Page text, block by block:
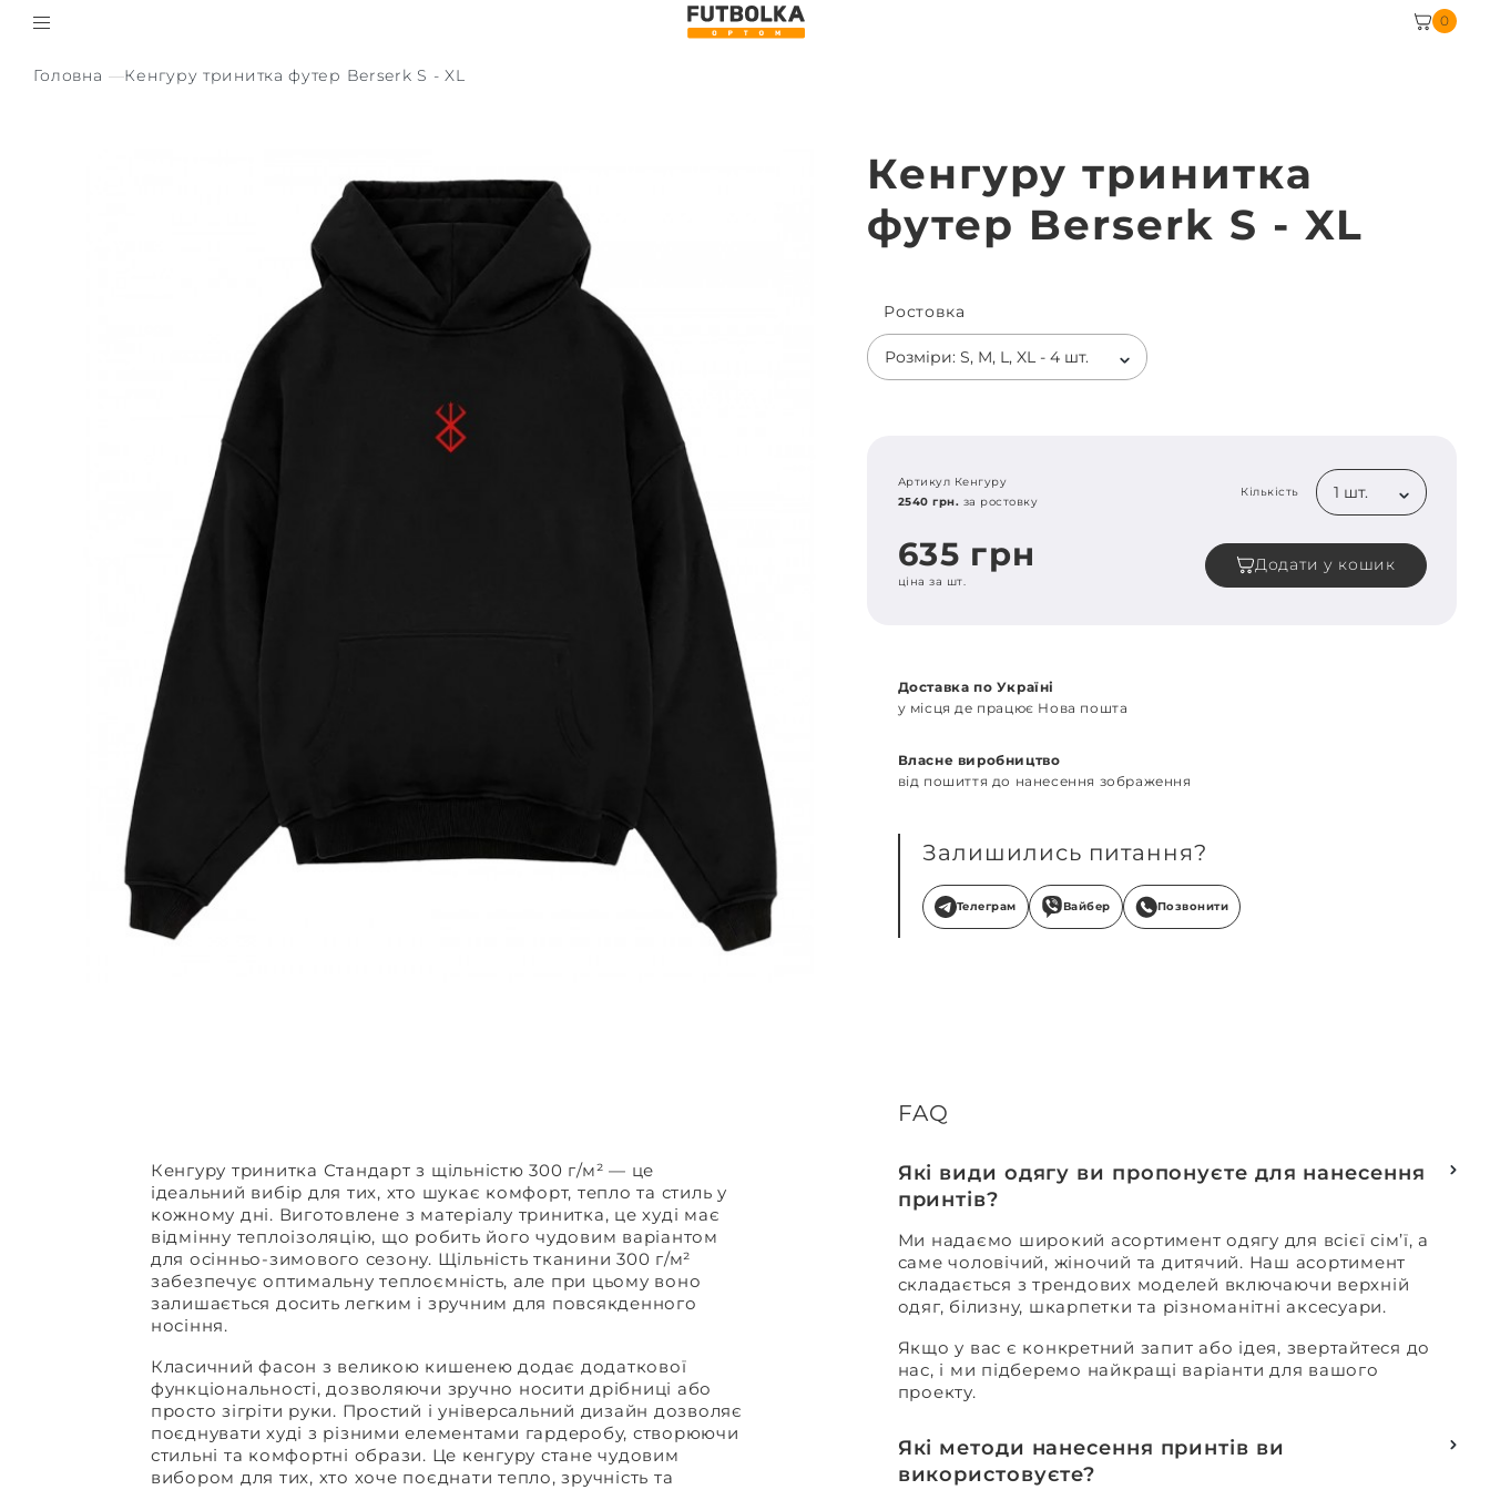
0
Головна Кенгуру тринитка футер Berserk S - XL
Кенгуру тринитка
футер Berserk S - XL
Ростовка
Розміри: S, M, L, XL - 4 шт.
Артикул Кенгуру
2540 грн. за ростовку
Кількість 1 шт.
635 грн
ціна за шт.
Додати у кошик
Доставка по Україні
у місця де працює Нова пошта
Власне виробництво
від пошиття до нанесення зображення
Залишились питання?
Телеграм Вайбер Позвонити
Кенгуру тринитка Стандарт з щільністю 300 г/м² — це
ідеальний вибір для тих, хто шукає комфорт, тепло та стиль у
кожному дні. Виготовлене з матеріалу тринитка, це худі має
відмінну теплоізоляцію, що робить його чудовим варіантом
для осінньо-зимового сезону. Щільність тканини 300 г/м²
забезпечує оптимальну теплоємність, але при цьому воно
залишається досить легким і зручним для повсякденного
носіння.
Класичний фасон з великою кишенею додає додаткової
функціональності, дозволяючи зручно носити дрібниці або
просто зігріти руки. Простий і універсальний дизайн дозволяє
поєднувати худі з різними елементами гардеробу, створюючи
стильні та комфортні образи. Це кенгуру стане чудовим
вибором для тих, хто хоче поєднати тепло, зручність та
FAQ
Які види одягу ви пропонуєте для нанесення
принтів?
Ми надаємо широкий асортимент одягу для всієї сім’ї, а
саме чоловічий, жіночий та дитячий. Наш асортимент
складається з трендових моделей включаючи верхній
одяг, білизну, шкарпетки та різноманітні аксесуари.
Якщо у вас є конкретний запит або ідея, звертайтеся до
нас, і ми підберемо найкращі варіанти для вашого
проекту.
Які методи нанесення принтів ви
використовуєте?